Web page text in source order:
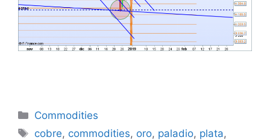
Categorías
Commodities
Etiquetas
cobre, commodities, oro, paladio, plata,